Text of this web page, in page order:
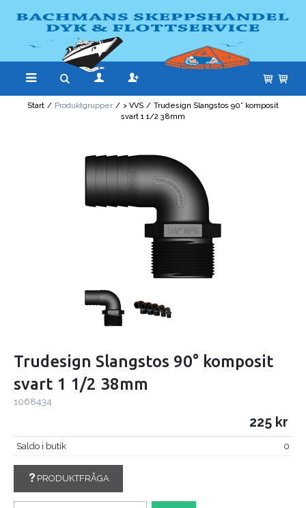
Start / Produktgrupper / > VVS / Trudesign Slangstos 90° komposit
svart 1 1/2 38mm
Trudesign Slangstos 90° komposit
svart 1 1/2 38mm
1068434
225
Saldo i butik 0
PRODUKTFRÅGA